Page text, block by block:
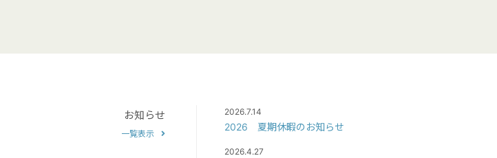
お知らせ
一覧表示
2026.7.14
2026 夏期休暇のお知らせ
2026.4.27